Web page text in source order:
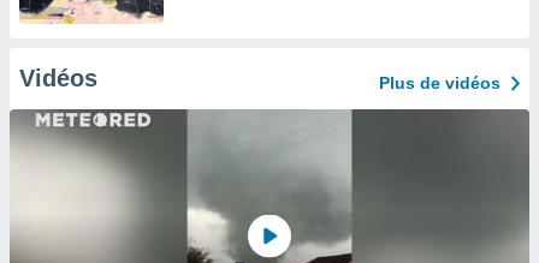
Vidéos Plus de vidéos